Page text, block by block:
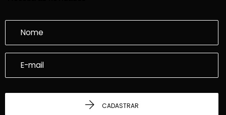
CADASTRAR